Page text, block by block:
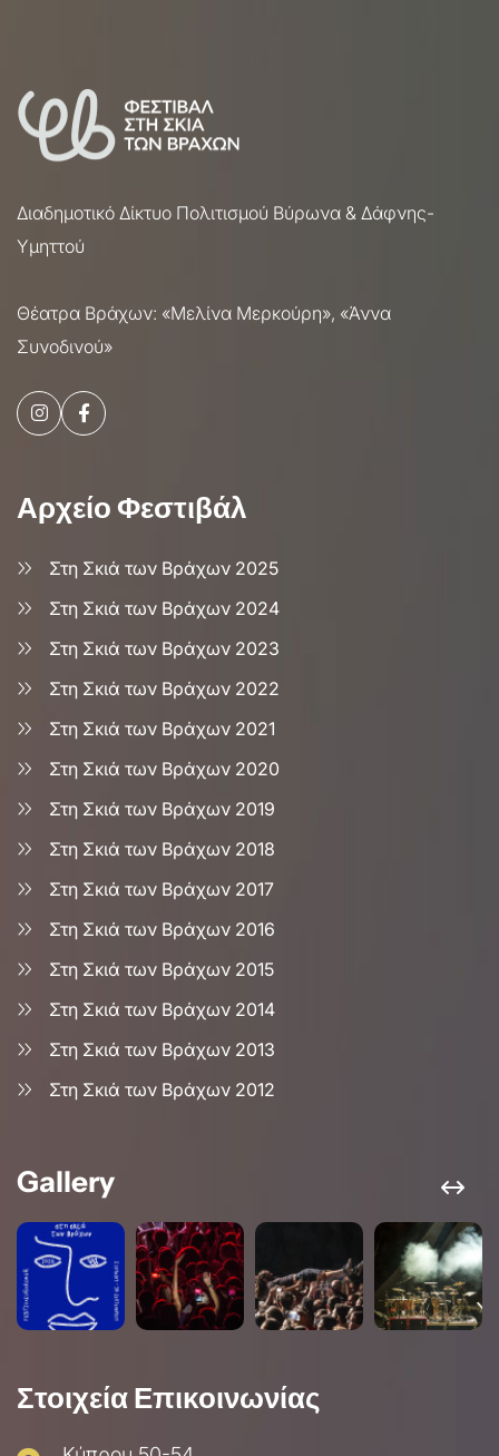
Διαδημοτικό Δίκτυο Πολιτισμού Βύρωνα & Δάφνης-
Υμηττού
Θέατρα Βράχων: «Μελίνα Μερκούρη», «Άννα
Συνοδινού»
Αρχείο Φεστιβάλ
Στη Σκιά των Βράχων 2025
Στη Σκιά των Βράχων 2024
Στη Σκιά των Βράχων 2023
Στη Σκιά των Βράχων 2022
Στη Σκιά των Βράχων 2021
Στη Σκιά των Βράχων 2020
Στη Σκιά των Βράχων 2019
Στη Σκιά των Βράχων 2018
Στη Σκιά των Βράχων 2017
Στη Σκιά των Βράχων 2016
Στη Σκιά των Βράχων 2015
Στη Σκιά των Βράχων 2014
Στη Σκιά των Βράχων 2013
Στη Σκιά των Βράχων 2012
Gallery
Στοιχεία Επικοινωνίας